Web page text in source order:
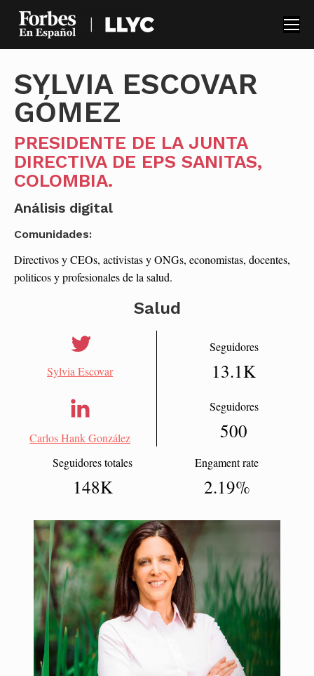
SYLVIA ESCOVAR
GÓMEZ
PRESIDENTE DE LA JUNTA
DIRECTIVA DE EPS SANITAS,
COLOMBIA.
Análisis digital
Comunidades:
Directivos y CEOs, activistas y ONGs, economistas, docentes,
politicos y profesionales de la salud.
Salud
Sylvia Escovar
Carlos Hank González
Seguidores
13.1
Seguidores
500
Seguidores totales
148
Engament rate
2.19